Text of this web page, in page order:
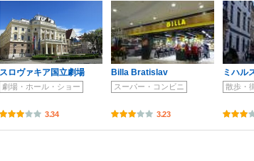
スロヴァキア国立劇場
劇場・ホール・ショー
3.34
Billa Bratislav
スーパー・コンビニ
3.23
ミハル
散歩・